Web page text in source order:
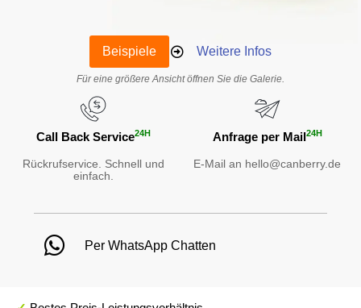
Beispiele Weitere Infos
Für eine größere Ansicht öffnen Sie die Galerie.
Call Back Service24H
Rückrufservice. Schnell und
einfach.
Anfrage per Mail24H
E-Mail an hello@canberry.de
Per WhatsApp Chatten